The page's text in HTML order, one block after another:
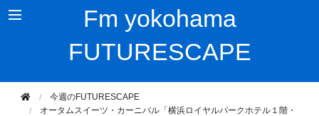
Fm yokohama
FUTURESCAPE
今週のFUTURESCAPE
オータムスイーツ・カーニバル「横浜ロイヤルパークホテル１階・